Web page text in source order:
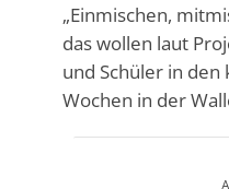
„Einmischen,
das wollen laut
und Schüler in
Wochen in der